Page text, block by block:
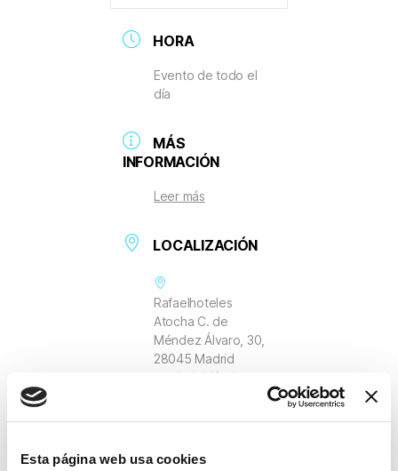
Esta página web usa cookies
HORA
Evento de todo el
día
MÁS
INFORMACIÓN
Leer más
LOCALIZACIÓN
Rafaelhoteles
Atocha C. de
Méndez Álvaro, 30,
28045 Madrid
C. de Méndez